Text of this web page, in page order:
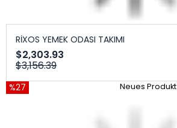
RİXOS YEMEK ODASI TAKIMI
$2,303.93
$3,156.39
%27 Neues Produkt